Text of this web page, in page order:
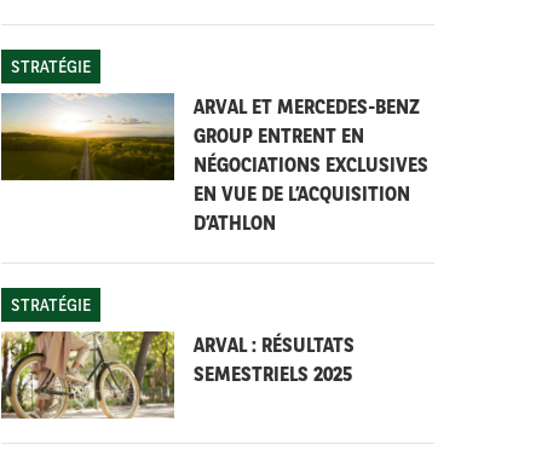
STRATÉGIE
ARVAL ET MERCEDES-BENZ
GROUP ENTRENT EN
NÉGOCIATIONS EXCLUSIVES
EN VUE DE L’ACQUISITION
D’ATHLON
STRATÉGIE
ARVAL : RÉSULTATS
SEMESTRIELS 2025